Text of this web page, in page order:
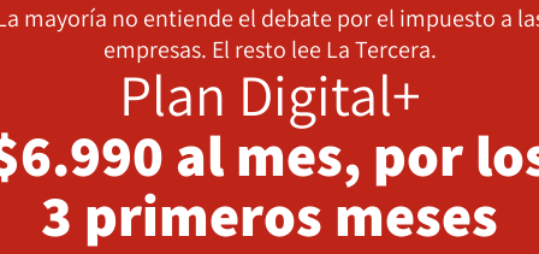
mayoría no entiende el debate por el impuesto a
empresas. El resto lee La Tercera.
Plan Digital+
al mes, por
3 primeros meses